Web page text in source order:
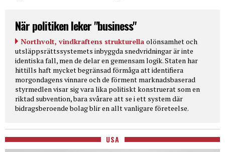
När politiken leker "business"
Northvolt, vindkraftens strukturella olönsamhet och
utsläppsrättssystemets inbyggda snedvridningar är inte
identiska fall, men de delar en gemensam logik. Staten har
hittills haft mycket begränsad förmåga att identifiera
morgondagens vinnare och de förment marknadsbaserad
styrmedlen visar sig vara lika politiskt konstruerat som en
riktad subvention, bara svårare att se i ett system där
bidragsberoende bolag blir en allt vanligare företeelse.
USA